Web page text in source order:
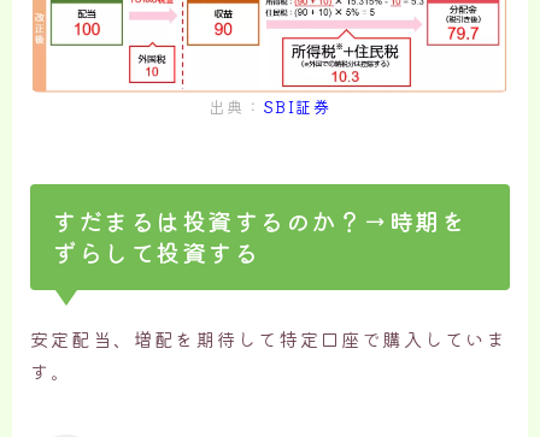
出典： SBI証券
すだまるは投資するのか？→時期を
ずらして投資する
安定配当、増配を期待して特定口座で購入していま
す。